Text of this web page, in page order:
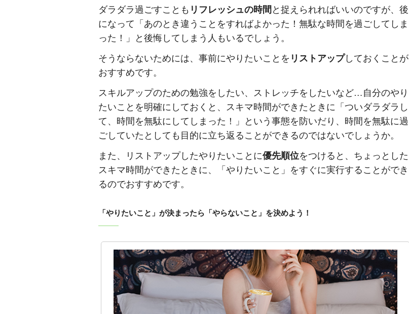
ダラダラ過ごすことも リフレッシュの時間と捉えられればいいのですが、後
になって「あのとき違うことをすればよかった！無駄な時間を過ごしてしま
った！」と後悔してしまう人もいるでしょう。
そうならないためには、事前にやりたいことを リストアップしておくことが
おすすめです。
スキルアップのための勉強をしたい、ストレッチをしたいなど…自分のやり
たいことを明確にしておくと、スキマ時間ができたときに「ついダラダラし
て、時間を無駄にしてしまった！」という事態を防いだり、時間を無駄に過
ごしていたとしても目的に立ち返ることができるのではないでしょうか。
また、リストアップしたやりたいことに優先順位をつけると、ちょっとした
スキマ時間ができたときに、「やりたいこと」をすぐに実行することができ
るのでおすすめです。
「やりたいこと」が決まったら「やらないこと」を決めよう！